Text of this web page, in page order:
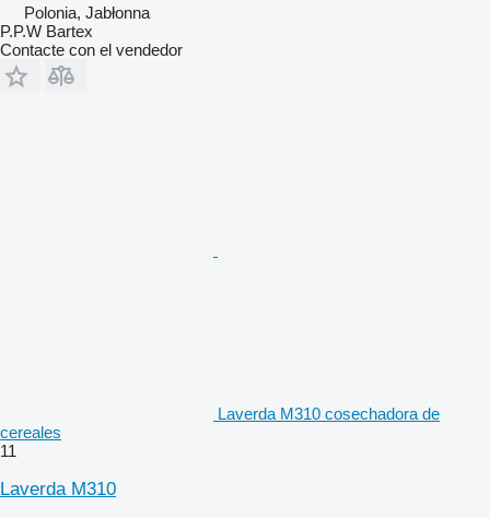
Polonia, Jabłonna
P.P.W Bartex
Contacte con el vendedor
Laverda M310 cosechadora de
cereales
11
Laverda M310